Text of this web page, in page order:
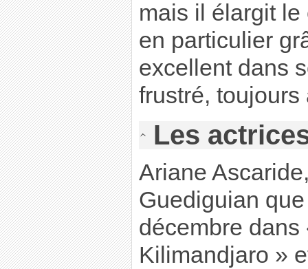
mais il élargit
en particulier
excellent dans
frustré, toujours
Les
Ariane
Guediguian
décembre
Kilimandjaro »